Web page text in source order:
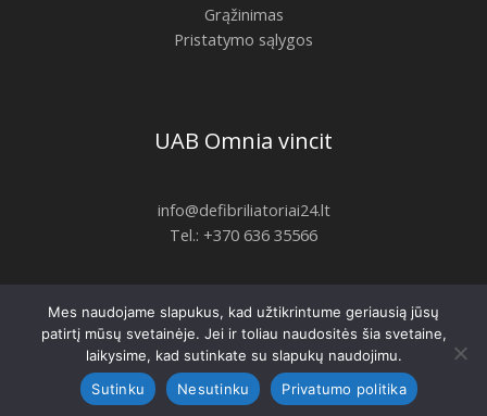
Grąžinimas
Pristatymo sąlygos
UAB Omnia vincit
info@defibriliatoriai24.lt
Tel.: +370 636 35566
Copyright © 2026 | defibriliatoriai24.lt
Mes naudojame slapukus, kad užtikrintume geriausią jūsų
patirtį mūsų svetainėje. Jei ir toliau naudositės šia svetaine,
laikysime, kad sutinkate su slapukų naudojimu.
Sutinku
Nesutinku Privatumo politika